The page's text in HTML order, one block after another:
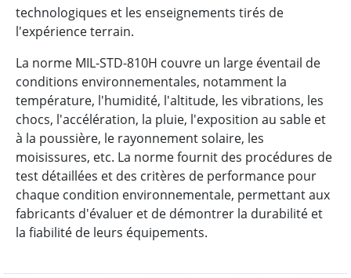
technologiques et les enseignements tirés de
l'expérience terrain.
La norme MIL-STD-810H couvre un large éventail de
conditions environnementales, notamment la
température, l'humidité, l'altitude, les vibrations, les
chocs, l'accélération, la pluie, l'exposition au sable et
à la poussière, le rayonnement solaire, les
moisissures, etc. La norme fournit des procédures de
test détaillées et des critères de performance pour
chaque condition environnementale, permettant aux
fabricants d'évaluer et de démontrer la durabilité et
la fiabilité de leurs équipements.